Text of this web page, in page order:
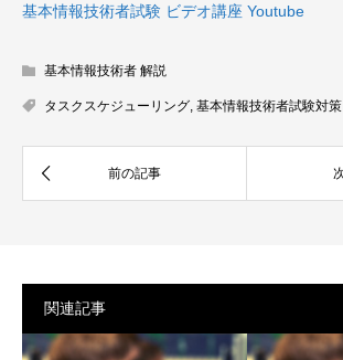
基本情報技術者試験 ビデオ講座 Youtube
基本情報技術者 解説
タスクスケジューリング, 基本情報技術者試験対策
関連記事